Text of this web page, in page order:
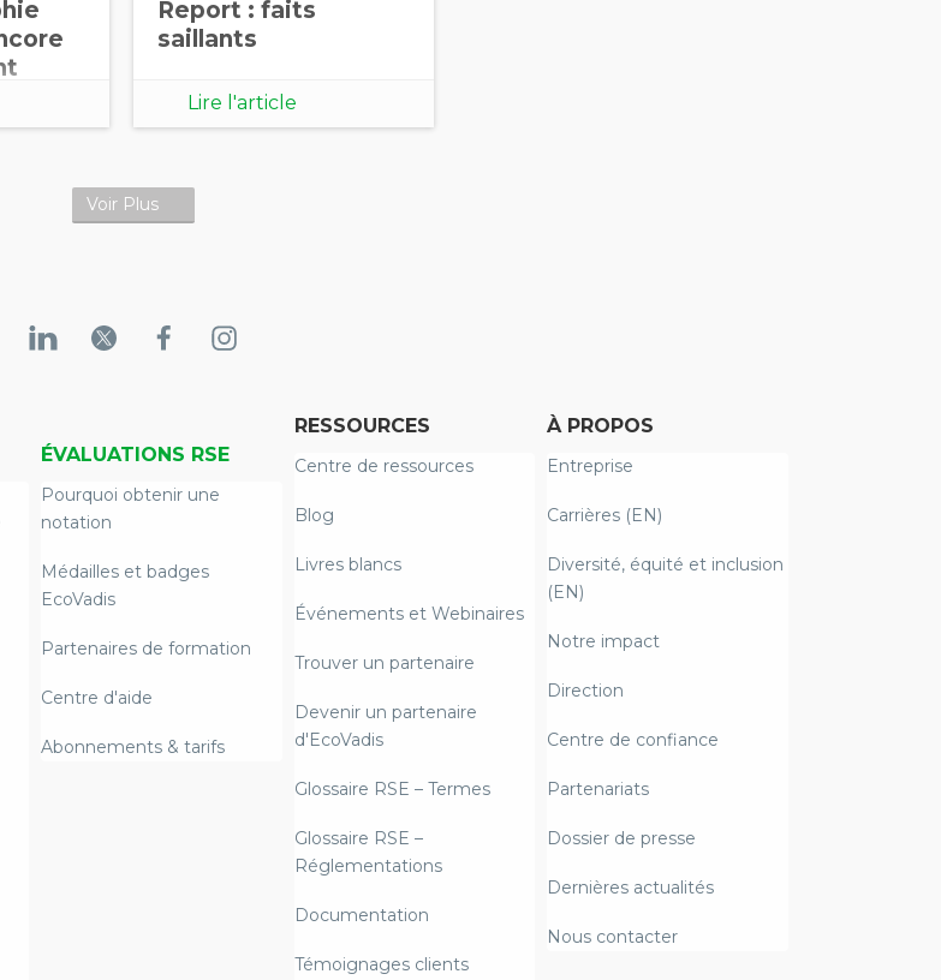
Report : faits
saillants
Lire l'article
Voir Plus
ÉVALUATIONS RSE
Pourquoi obtenir une
notation
Médailles et badges
EcoVadis
Partenaires de formation
Centre d'aide
Abonnements & tarifs
RESSOURCES
Centre de ressources
Blog
Livres blancs
Événements et Webinaires
Trouver un partenaire
Devenir un partenaire
d'EcoVadis
Glossaire RSE – Termes
Glossaire RSE –
Réglementations
Documentation
Témoignages clients
À PROPOS
Entreprise
Carrières (EN)
Diversité, équité et inclusion
(EN)
Notre impact
Direction
Centre de confiance
Partenariats
Dossier de presse
Dernières actualités
Nous contacter